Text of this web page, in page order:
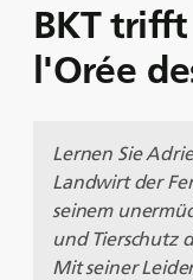
BKT trifft
l'Orée
Lernen Sie
Landwirt der
seinem
und Tierschutz
Mit seiner